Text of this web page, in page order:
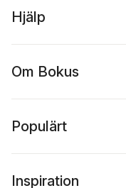
Hjälp
Om Bokus
Populärt
Inspiration